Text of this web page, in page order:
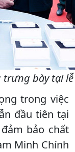
bày tại lễ
trong việc
đầu tiên tại
bảo chất
Minh Chính